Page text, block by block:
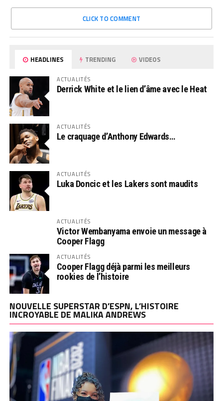
CLICK TO COMMENT
HEADLINES TRENDING VIDEOS
ACTUALITÉS
Derrick White et le lien d’âme avec le Heat
ACTUALITÉS
Le craquage d’Anthony Edwards…
ACTUALITÉS
Luka Doncic et les Lakers sont maudits
ACTUALITÉS
Victor Wembanyama envoie un message à
Cooper Flagg
ACTUALITÉS
Cooper Flagg déjà parmi les meilleurs
rookies de l’histoire
NOUVELLE SUPERSTAR D’ESPN, L’HISTOIRE
INCROYABLE DE MALIKA ANDREWS